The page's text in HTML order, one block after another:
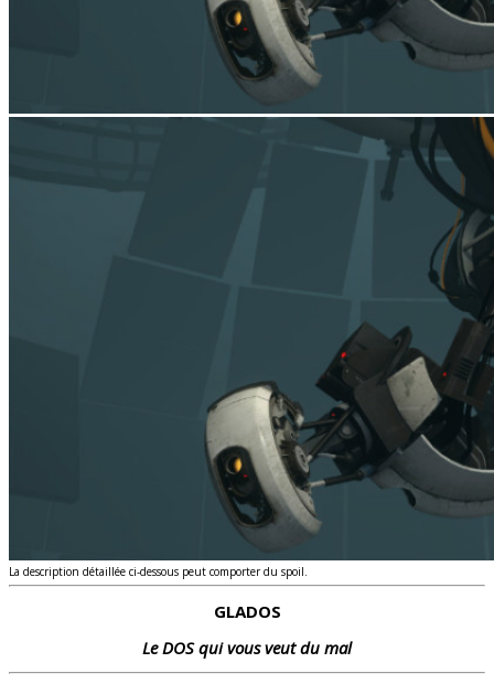
La description détaillée ci-dessous peut comporter du spoil.
GLADOS
Le DOS qui vous veut du mal